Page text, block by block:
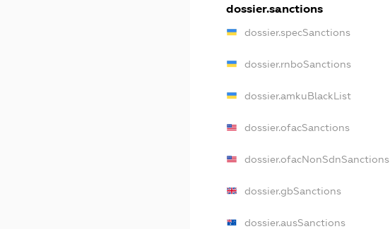
dossier.sanctions
dossier.specSanctions
dossier.rnboSanctions
dossier.amkuBlackList
dossier.ofacSanctions
dossier.ofacNonSdnSanctions
dossier.gbSanctions
dossier.ausSanctions